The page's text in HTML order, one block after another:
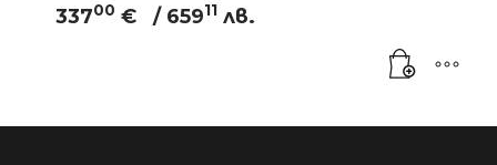
33700 € / 65911 лв.